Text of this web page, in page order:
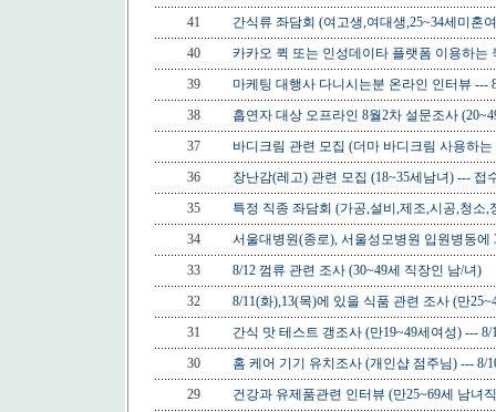
41
간식류 좌담회 (여고생,여대생,25~34세미혼
40
카카오 퀵 또는 인성데이타 플랫폼 이용하는
39
마케팅 대행사 다니시는분 온라인 인터뷰 ---
38
흡연자 대상 오프라인 8월2차 설문조사
37
바디크림 관련 모집 (더마 바디크림 사용하
36
장난감(레고) 관련 모집 (18~35세남녀) --- 접
35
특정 직종 좌담회 (가공,설비,제조,시공,청소
34
서울대병원(종로), 서울성모병원 입원병동
33
8/12 껌류 관련 조사 (30~49세 직장인 남/녀)
32
8/11(화),13(목)에 있을 식품 관련 조사 (만
31
간식 맛 테스트 갱조사 (만19~49세여성) --- 8/
30
홈 케어 기기 유치조사 (개인샵 점주님) --- 8/
29
건강과 유제품관련 인터뷰 (만25~69세 남녀